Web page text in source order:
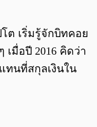
ต เริ่มรู้จักบิทคอย
เมื่อปี 2016 คิดว่า
ทนที่สกุลเงินใน